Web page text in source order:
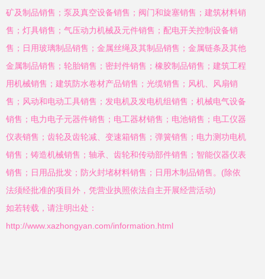
矿及制品销售；泵及真空设备销售；阀门和旋塞销售；建筑材料销
售；灯具销售；气压动力机械及元件销售；配电开关控制设备销
售；日用玻璃制品销售；金属丝绳及其制品销售；金属链条及其他
金属制品销售；轮胎销售；密封件销售；橡胶制品销售；建筑工程
用机械销售；建筑防水卷材产品销售；光缆销售；风机、风扇销
售；风动和电动工具销售；发电机及发电机组销售；机械电气设备
销售；电力电子元器件销售；电工器材销售；电池销售；电工仪器
仪表销售；齿轮及齿轮减、变速箱销售；弹簧销售；电力测功电机
销售；铸造机械销售；轴承、齿轮和传动部件销售；智能仪器仪表
销售；日用品批发；防火封堵材料销售；日用木制品销售。(除依
法须经批准的项目外，凭营业执照依法自主开展经营活动)
如若转载，请注明出处：
http://www.xazhongyan.com/information.html